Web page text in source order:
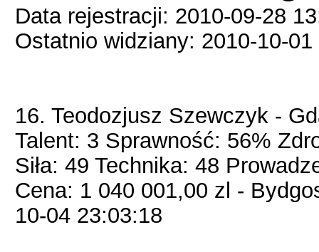
Data rejestracji: 2010-09-28
Ostatnio widziany: 2010-10-01
16. Teodozjusz Szewczyk -
Talent: 3 Sprawność: 56%
Siła: 49 Technika: 48
Cena: 1 040 001,00 zl -
10-04 23:03:18